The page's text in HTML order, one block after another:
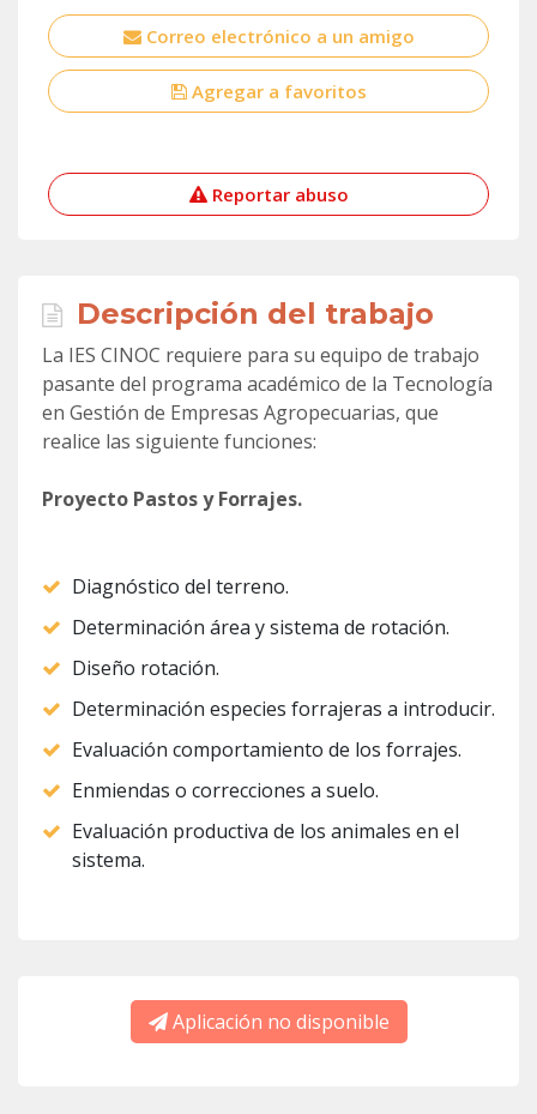
Correo electrónico a un amigo
Agregar a favoritos
Reportar abuso
Descripción del trabajo
La IES CINOC requiere para su equipo de trabajo
pasante del programa académico de la Tecnología
en Gestión de Empresas Agropecuarias, que
realice las siguiente funciones:
Proyecto Pastos y Forrajes.
Diagnóstico del terreno.
Determinación área y sistema de rotación.
Diseño rotación.
Determinación especies forrajeras a introducir.
Evaluación comportamiento de los forrajes.
Enmiendas o correcciones a suelo.
Evaluación productiva de los animales en el
sistema.
Aplicación no disponible